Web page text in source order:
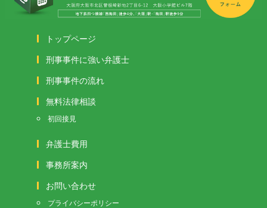
トップページ
刑事事件に強い弁護士
刑事事件の流れ
無料法律相談
初回接見
弁護士費用
事務所案内
お問い合わせ
プライバシーポリシー